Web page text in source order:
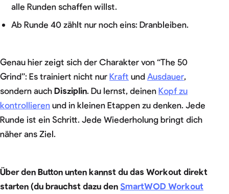
alle Runden schaffen willst.
Ab Runde 40 zählt nur noch eins: Dranbleiben.
Genau hier zeigt sich der Charakter von “The 50
Grind”: Es trainiert nicht nur Kraft und Ausdauer,
sondern auch Disziplin. Du lernst, deinen Kopf zu
kontrollieren und in kleinen Etappen zu denken. Jede
Runde ist ein Schritt. Jede Wiederholung bringt dich
näher ans Ziel.
Über den Button unten kannst du das Workout direkt
starten (du brauchst dazu den SmartWOD Workout